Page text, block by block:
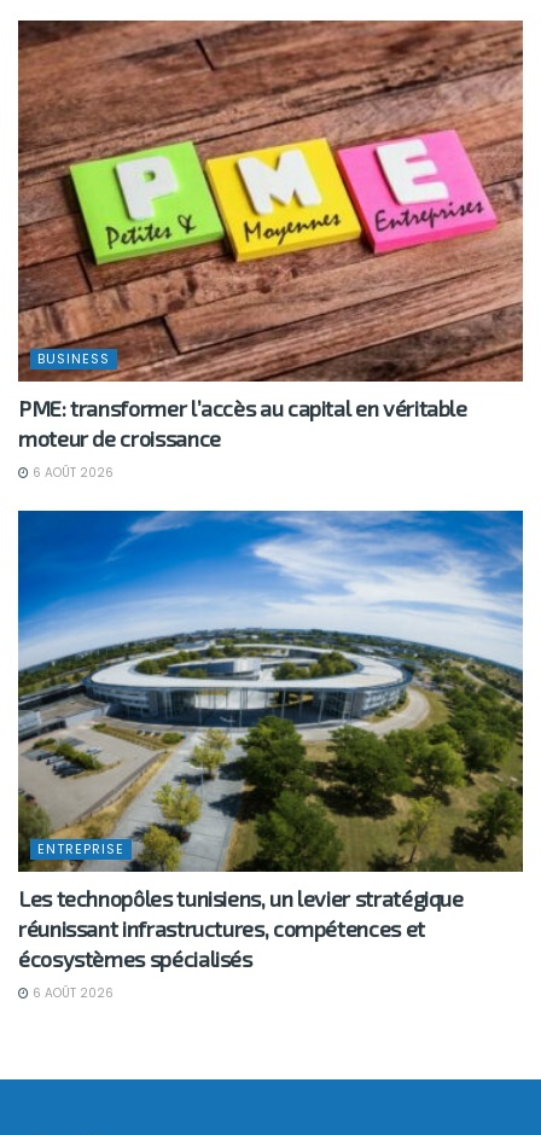
BUSINESS
PME: transformer l’accès au capital en véritable
moteur de croissance
6 AOÛT 2026
ENTREPRISE
Les technopôles tunisiens, un levier stratégique
réunissant infrastructures, compétences et
écosystèmes spécialisés
6 AOÛT 2026